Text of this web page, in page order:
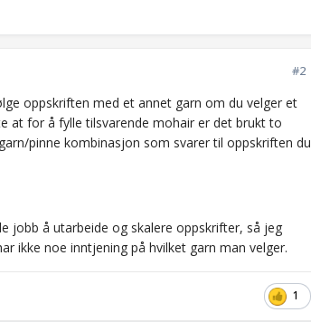
#2
oppskriften med et annet garn om du velger et
at for å fylle tilsvarende mohair er det brukt to
pinne kombinasjon som svarer til oppskriften du
jobb å utarbeide og skalere oppskrifter, så jeg
ikke noe inntjening på hvilket garn man velger.
1